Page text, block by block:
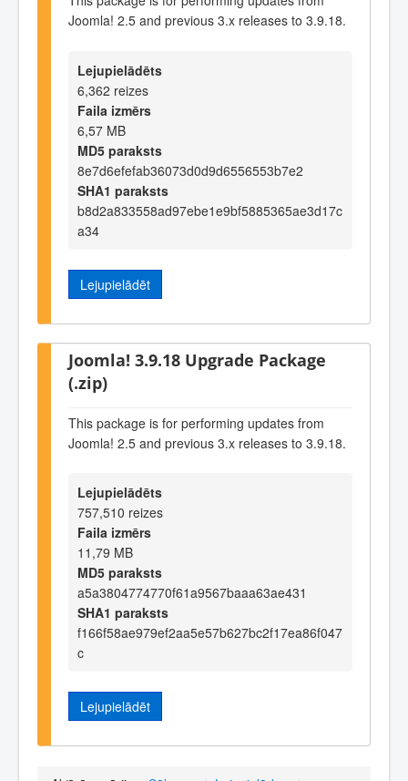
Joomla! 2.5 and previous 3.x releases to 3.9.18.
Lejupielādēts
6,362 reizes
Faila izmērs
6,57 MB
MD5 paraksts
8e7d6efefab36073d0d9d6556553b7e2
SHA1 paraksts
b8d2a833558ad97ebe1e9bf5885365ae3d17c
a34
Lejupielādēt
Joomla! 3.9.18 Upgrade Package
(.zip)
This package is for performing updates from
Joomla! 2.5 and previous 3.x releases to 3.9.18.
Lejupielādēts
757,510 reizes
Faila izmērs
11,79 MB
MD5 paraksts
a5a3804774770f61a9567baaa63ae431
SHA1 paraksts
f166f58ae979ef2aa5e57b627bc2f17ea86f047
c
Lejupielādēt